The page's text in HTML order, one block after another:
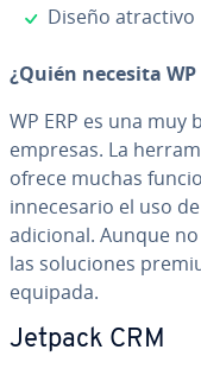
✓
Diseño atractivo
¿Quién necesita WP
WP ERP es una
empresas. La
ofrece muchas
in­ne­ce­sa­rio el uso
adicional. Aunque
las so­lu­cio­nes
equipada.
Jetpack CRM